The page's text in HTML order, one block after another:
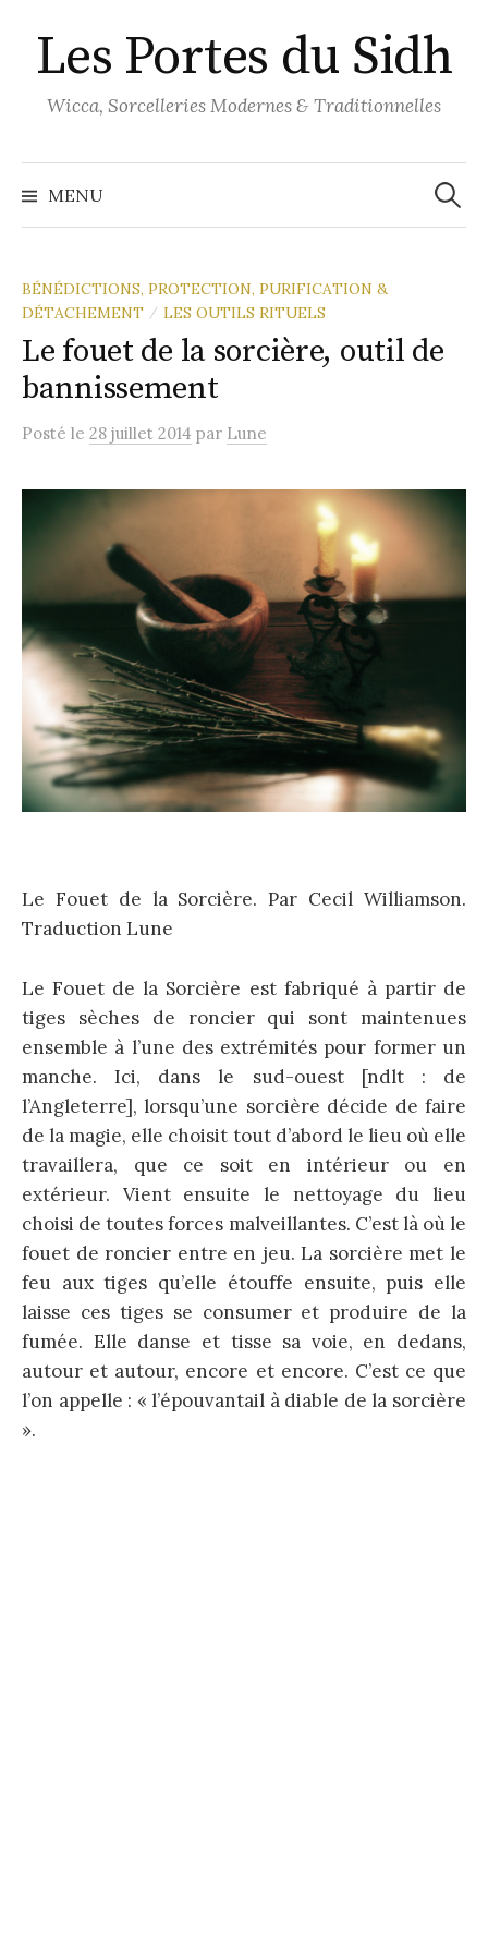
au
contenu
Les Portes du Sidh
Wicca, Sorcelleries Modernes & Traditionnelles
MENU
BÉNÉDICTIONS, PROTECTION, PURIFICATION &
DÉTACHEMENT
/ LES OUTILS RITUELS
Le fouet de la sorcière, outil de
bannissement
Posté le 28 juillet 2014 par Lune
Le Fouet de la Sorcière. Par Cecil Williamson.
Traduction Lune
Le Fouet de la Sorcière est fabriqué à partir de
tiges sèches de roncier qui sont maintenues
ensemble à l’une des extrémités pour former un
manche. Ici, dans le sud-ouest [ndlt : de
l’Angleterre], lorsqu’une sorcière décide de faire
de la magie, elle choisit tout d’abord le lieu où elle
travaillera, que ce soit en intérieur ou en
extérieur. Vient ensuite le nettoyage du lieu
choisi de toutes forces malveillantes. C’est là où le
fouet de roncier entre en jeu. La sorcière met le
feu aux tiges qu’elle étouffe ensuite, puis elle
laisse ces tiges se consumer et produire de la
fumée. Elle danse et tisse sa voie, en dedans,
autour et autour, encore et encore. C’est ce que
l’on appelle : « l’épouvantail à diable de la sorcière
».